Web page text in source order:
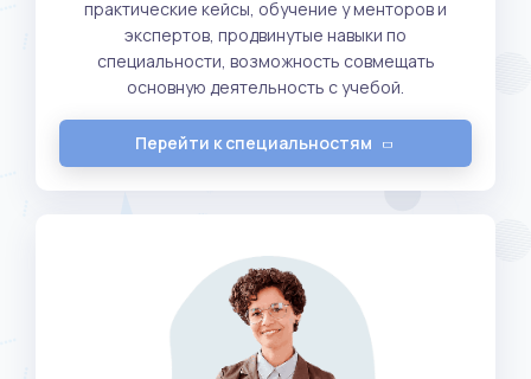
практические кейсы, обучение у менторов и
экспертов, продвинутые навыки по
специальности, возможность совмещать
основную деятельность с учебой.
Перейти к специальностям